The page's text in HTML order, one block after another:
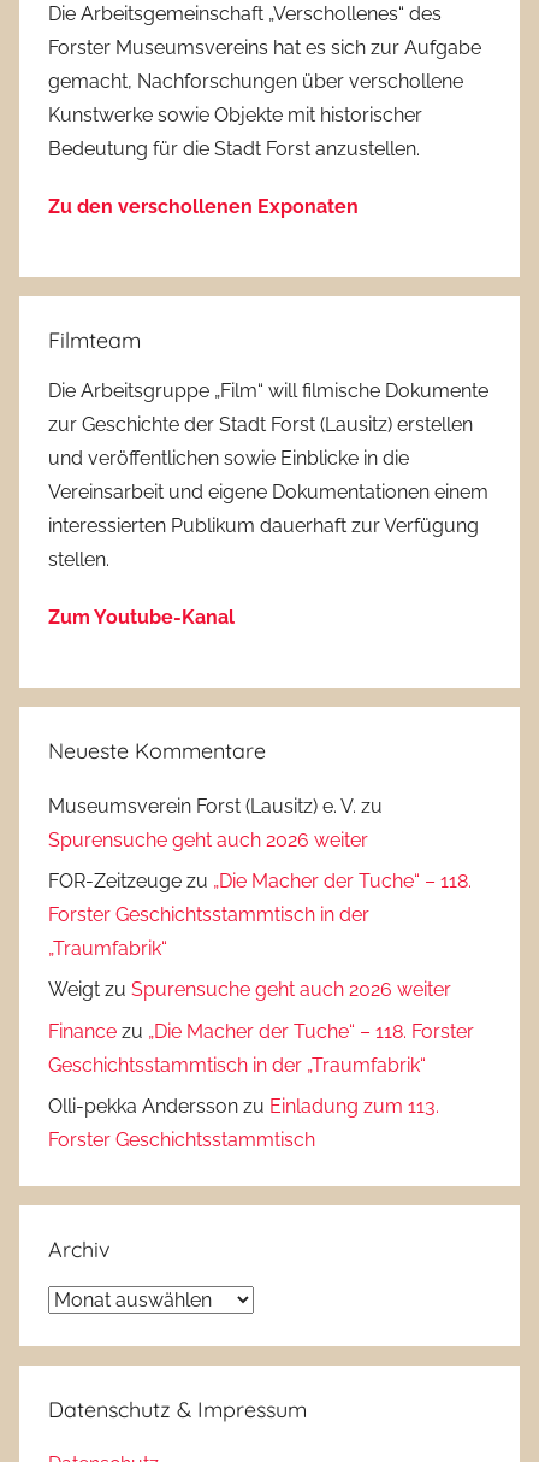
Die Arbeitsgemeinschaft „Verschollenes“ des
Forster Museumsvereins hat es sich zur Aufgabe
gemacht, Nachforschungen über verschollene
Kunstwerke sowie Objekte mit historischer
Bedeutung für die Stadt Forst anzustellen.
Zu den verschollenen Exponaten
Filmteam
Die Arbeitsgruppe „Film“ will filmische Dokumente
zur Geschichte der Stadt Forst (Lausitz) erstellen
und veröffentlichen sowie Einblicke in die
Vereinsarbeit und eigene Dokumentationen einem
interessierten Publikum dauerhaft zur Verfügung
stellen.
Zum Youtube-Kanal
Neueste Kommentare
Museumsverein Forst (Lausitz) e. V. zu
Spurensuche geht auch 2026 weiter
FOR-Zeitzeuge zu „Die Macher der Tuche“ – 118.
Forster Geschichtsstammtisch in der
„Traumfabrik“
Weigt zu Spurensuche geht auch 2026 weiter
Finance zu „Die Macher der Tuche“ – 118. Forster
Geschichtsstammtisch in der „Traumfabrik“
Olli-pekka Andersson zu Einladung zum 113.
Forster Geschichtsstammtisch
Archiv
Archiv
Datenschutz & Impressum